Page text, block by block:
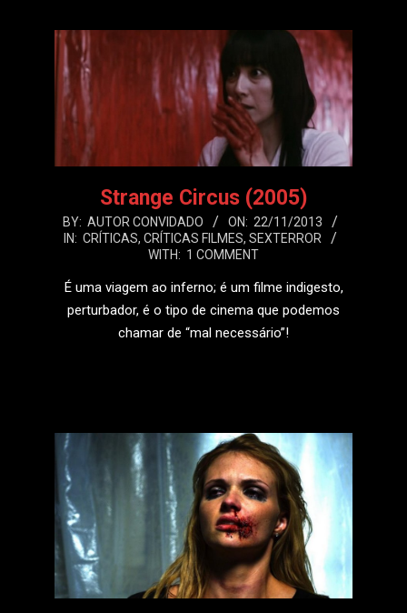
Strange Circus (2005)
2013-
11-
BY: AUTOR CONVIDADO ON: 22/11/2013
IN: CRÍTICAS, CRÍTICAS FILMES, SEXTERROR
WITH: 1 COMMENT
É uma viagem ao inferno; é um filme indigesto,
perturbador, é o tipo de cinema que podemos
chamar de “mal necessário”!